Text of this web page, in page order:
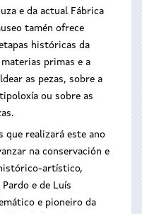
e da actual Fábrica
tamén ofrece
históricas da
materias primas e a
as pezas, sobre a
ou sobre as
que realizará este ano
na conservación e
artístico,
e de Luís
e pioneiro da